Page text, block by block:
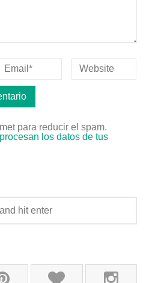
para reducir el spam.
los datos de tus